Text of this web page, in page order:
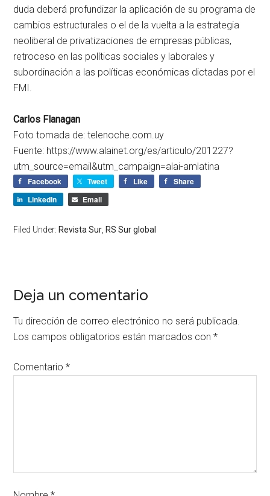
duda deberá profundizar la aplicación de su programa de
cambios estructurales o el de la vuelta a la estrategia
neoliberal de privatizaciones de empresas públicas,
retroceso en las políticas sociales y laborales y
subordinación a las políticas económicas dictadas por el
FMI.
Carlos Flanagan
Foto tomada de:telenoche.com.uy
Fuente: https://www.alainet.org/es/articulo/201227?
utm_source=email&utm_campaign=alai-amlatina
Facebook Tweet Like
Share
LinkedIn
Email
Filed Under: Revista Sur RS Sur global
Deja un comentario
Tu dirección de correo electrónico no será publicada.
Los campos obligatorios están marcados con*
Comentario*